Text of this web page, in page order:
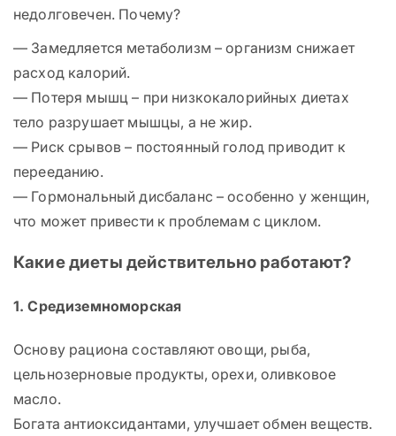
недолговечен. Почему?
— Замедляется метаболизм – организм снижает
расход калорий.
— Потеря мышц – при низкокалорийных диетах
тело разрушает мышцы, а не жир.
— Риск срывов – постоянный голод приводит к
перееданию.
— Гормональный дисбаланс – особенно у женщин,
что может привести к проблемам с циклом.
Какие диеты действительно работают?
1. Средиземноморская
Основу рациона составляют овощи, рыба,
цельнозерновые продукты, орехи, оливковое
масло.
Богата антиоксидантами, улучшает обмен веществ.